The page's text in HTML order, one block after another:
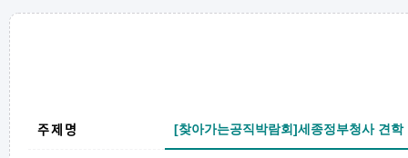
주제명 [찾아가는공직박람회]세종정부청사 견